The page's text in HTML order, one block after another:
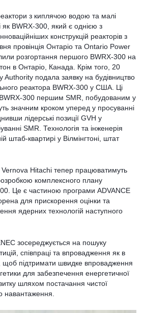
з киплячою водою та малі
як BWRX-300, який є однією з
конструкцій реакторів з
провінція Онтаріо та Ontario Power
розгортання першого BWRX-300 на
в Онтаріо, Канада. Крім того, 20
Authority подала заявку на будівництво
реактора BWRX-300 у США. Ці
BWRX-300 першим SMR, побудованим у
значним кроком уперед у просуванні
лідерські позиції GVH у
SMR. Технологія та інженерія
штаб-квартирі у Вілмінгтоні, штат
Hitachi тепер працюватимуть
комплексного плану
Це є частиною програми ADVANCE
для прискорення оцінки та
ядерних технологій наступного
зосереджується на пошуку
співпраці та впровадження як в
щоб підтримати швидке впровадження
для забезпечення енергетичної
шляхом постачання чистої
навантаження.